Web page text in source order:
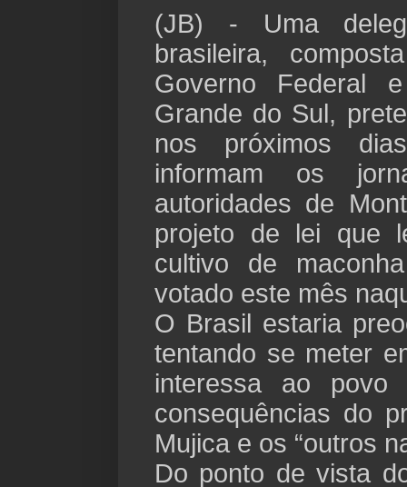
(JB) - Uma
brasileira,
Governo Federal
Grande do Sul,
nos próximos
informam os
autoridades de
projeto de lei que
cultivo de
votado este mês
O Brasil estaria
tentando se meter
interessa ao
consequências do
Mujica e os “outros
Do ponto de vista